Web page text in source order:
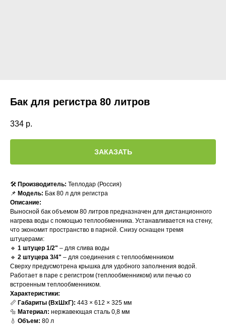
Бак для регистра 80 литров
334 р.
ЗАКАЗАТЬ
🛠 Производитель: Теплодар (Россия)
📌 Модель: Бак 80 л для регистра
Описание:
Выносной бак объемом 80 литров предназначен для дистанционного
нагрева воды с помощью теплообменника. Устанавливается на стену,
что экономит пространство в парной. Снизу оснащен тремя
штуцерами:
🔹 1 штуцер 1/2" – для слива воды
🔹 2 штуцера 3/4" – для соединения с теплообменником
Сверху предусмотрена крышка для удобного заполнения водой.
Работает в паре с регистром (теплообменником) или печью со
встроенным теплообменником.
Характеристики:
📏 Габариты (ВхШхГ): 443 × 612 × 325 мм
🔩 Материал: нержавеющая сталь 0,8 мм
💧 Объем: 80 л